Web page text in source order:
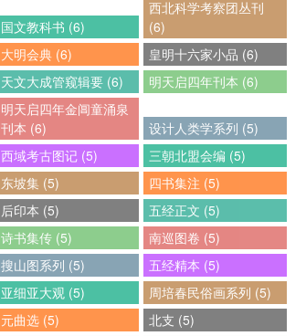
国文教科书 (6)
西北科学考察团丛刊
(6)
大明会典 (6)
皇明十六家小品 (6)
天文大成管窥辑要 (6)
明天启四年刊本 (6)
明天启四年金阊童涌泉
刊本 (6)
设计人类学系列 (5)
西域考古图记 (5)
三朝北盟会编 (5)
东坡集 (5)
四书集注 (5)
后印本 (5)
五经正文 (5)
诗书集传 (5)
南巡图卷 (5)
搜山图系列 (5)
五经精本 (5)
亚细亚大观 (5)
周培春民俗画系列 (5)
元曲选 (5)
北支 (5)